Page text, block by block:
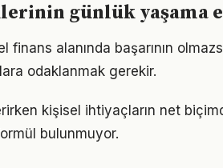
günlük yaşama
finans alanında başarının
odaklanmak gerekir.
kişisel ihtiyaçların net
bulunmuyor.